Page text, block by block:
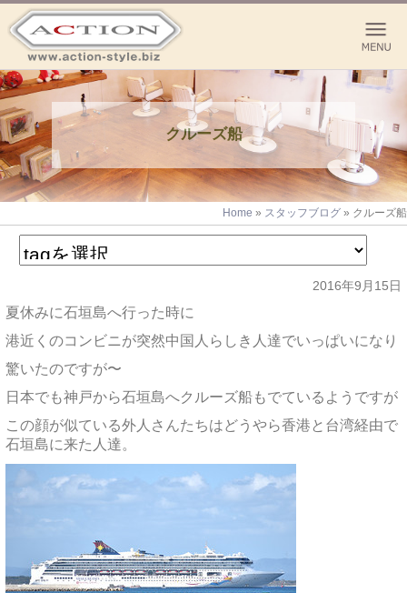
クルーズ船
Home » スタッフブログ » クルーズ船
2016年9月15日
夏休みに石垣島へ行った時に
港近くのコンビニが突然中国人らしき人達でいっぱいになり
驚いたのですが〜
日本でも神戸から石垣島へクルーズ船もでているようですが
この顔が似ている外人さんたちはどうやら香港と台湾経由で
石垣島に来た人達。